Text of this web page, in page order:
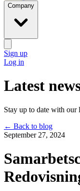
Company
Sign up
Log in
Latest
Stay up to date with our
← Back to blog
September 27, 2024